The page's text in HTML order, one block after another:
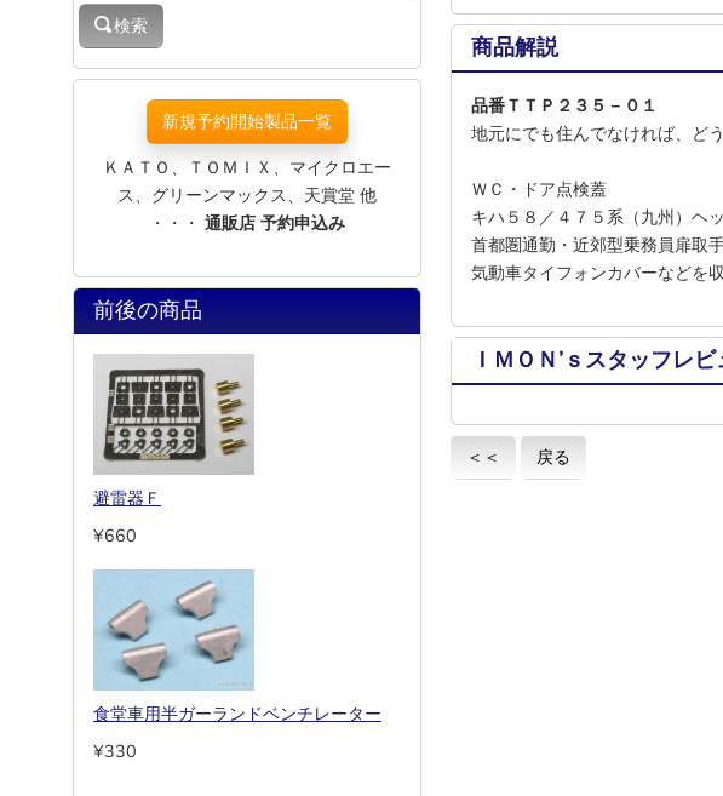
商品解説
品番ＴＴＰ２３５－０１
地元にでも住んでなければ、ど
ＷＣ・ドア点検蓋
キハ５８／４７５系（九州）ヘ
首都圏通勤・近郊型乗務員扉取
気動車タイフォンカバーなどを収
ＩＭＯＮ’ｓスタッフレ
＜＜ 戻る
検索
新規予約開始製品一覧
ＫＡＴＯ、ＴＯＭＩＸ、マイクロエー
ス、グリーンマックス、天賞堂 他
・・・ 通販店 予約申込み
前後の商品
避雷器Ｆ
¥660
食堂車用半ガーランドベンチレーター
¥330